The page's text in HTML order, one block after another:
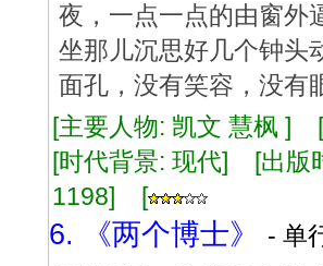
夜，一点一点的由窗外
坐那儿沉思好几个钟头
面孔，没有笑容，没有
[主要人物: 凯文 慧枫
[时代背景: 现代] [出
1198] [
6. 《两个博士》
- 单